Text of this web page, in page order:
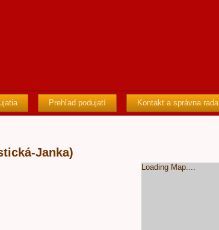
Prehľad podujatí Kontakt a správna rada
Janka)
Loading Map....